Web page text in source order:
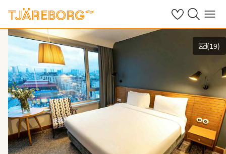
OmatHaku Valikko
Näytä kuvia
(19)